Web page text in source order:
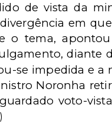
de vista da
em
o tema,
diante
se impedida e
Noronha
voto-